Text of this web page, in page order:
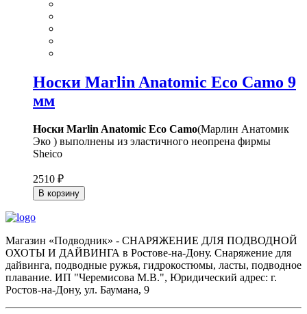
Носки Marlin Anatomic Eco Camo 9
мм
Носки Marlin Anatomic Eco Camo(Марлин Анатомик
Эко ) выполнены из эластичного неопрена фирмы
Sheico
2510 ₽
В корзину
Магазин «Подводник» - СНАРЯЖЕНИЕ ДЛЯ ПОДВОДНОЙ
ОХОТЫ И ДАЙВИНГА в Ростове-на-Дону. Снаряжение для
дайвинга, подводные ружья, гидрокостюмы, ласты, подводное
плавание. ИП "Черемисова М.В.", Юридический адрес: г.
Ростов-на-Дону, ул. Баумана, 9